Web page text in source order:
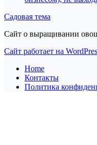
Садовая тема
Сайт о выращивании
Сайт работает на
Home
Контакты
Политика